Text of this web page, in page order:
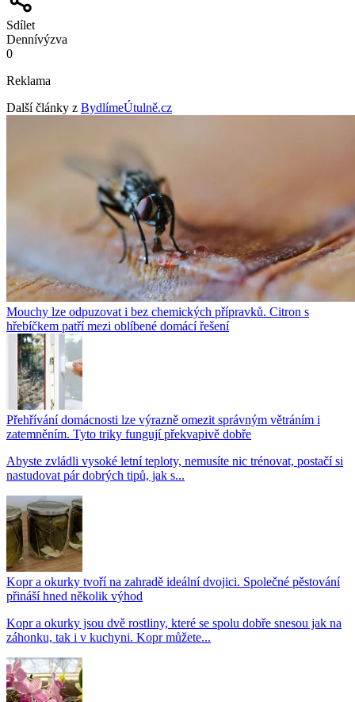
Sdílet
Dennívýzva
0
Reklama
Další články z BydlímeÚtulně.cz
Mouchy lze odpuzovat i bez chemických přípravků. Citron s
hřebíčkem patří mezi oblíbené domácí řešení
Přehřívání domácnosti lze výrazně omezit správným větráním i
zatemněním. Tyto triky fungují překvapivě dobře
Abyste zvládli vysoké letní teploty, nemusíte nic trénovat, postačí si
nastudovat pár dobrých tipů, jak s...
Kopr a okurky tvoří na zahradě ideální dvojici. Společné pěstování
přináší hned několik výhod
Kopr a okurky jsou dvě rostliny, které se spolu dobře snesou jak na
záhonku, tak i v kuchyni. Kopr můžete...